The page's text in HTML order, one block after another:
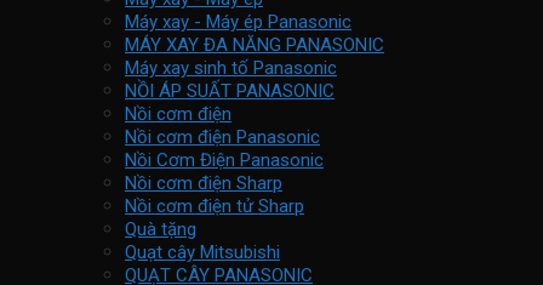
Máy xay - Máy ép Panasonic
MÁY XAY ĐA NĂNG PANASONIC
Máy xay sinh tố Panasonic
NỒI ÁP SUẤT PANASONIC
Nồi cơm điện
Nồi cơm điện Panasonic
Nồi Cơm Điện Panasonic
Nồi cơm điện Sharp
Nồi cơm điện tử Sharp
Quà tặng
Quạt cây Mitsubishi
QUẠT CÂY PANASONIC